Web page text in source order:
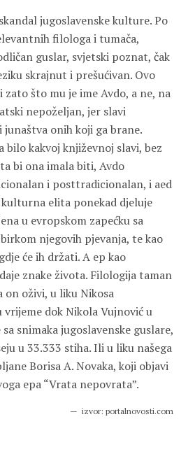
jugoslavenske kulture. Po
filologa i tumača,
guslar, svjetski poznat, čak
skrajnut i prešućivan. Ovo
zato što mu je ime Avdo, a ne, na
nepoželjan, jer slavi
junaštva onih koji ga brane.
kakvoj književnoj slavi, bez
bi ona imala biti, Avdo
i posttradicionalan, i aed
kulturna elita ponekad djeluje
u evropskom zapećku sa
njegovih pjevanja, te kao
će ih držati. A ep kao
znake života. Filologija taman
on oživi, u likuNikosa
vrijeme dok Nikola Vujnović u
snimaka jugoslavenske guslare,
u 33.333 stiha. Ili u liku našega
Borisa A. Novaka, koji objavi
epa “Vrata nepovrata”.
izvor: portalnovosti.com